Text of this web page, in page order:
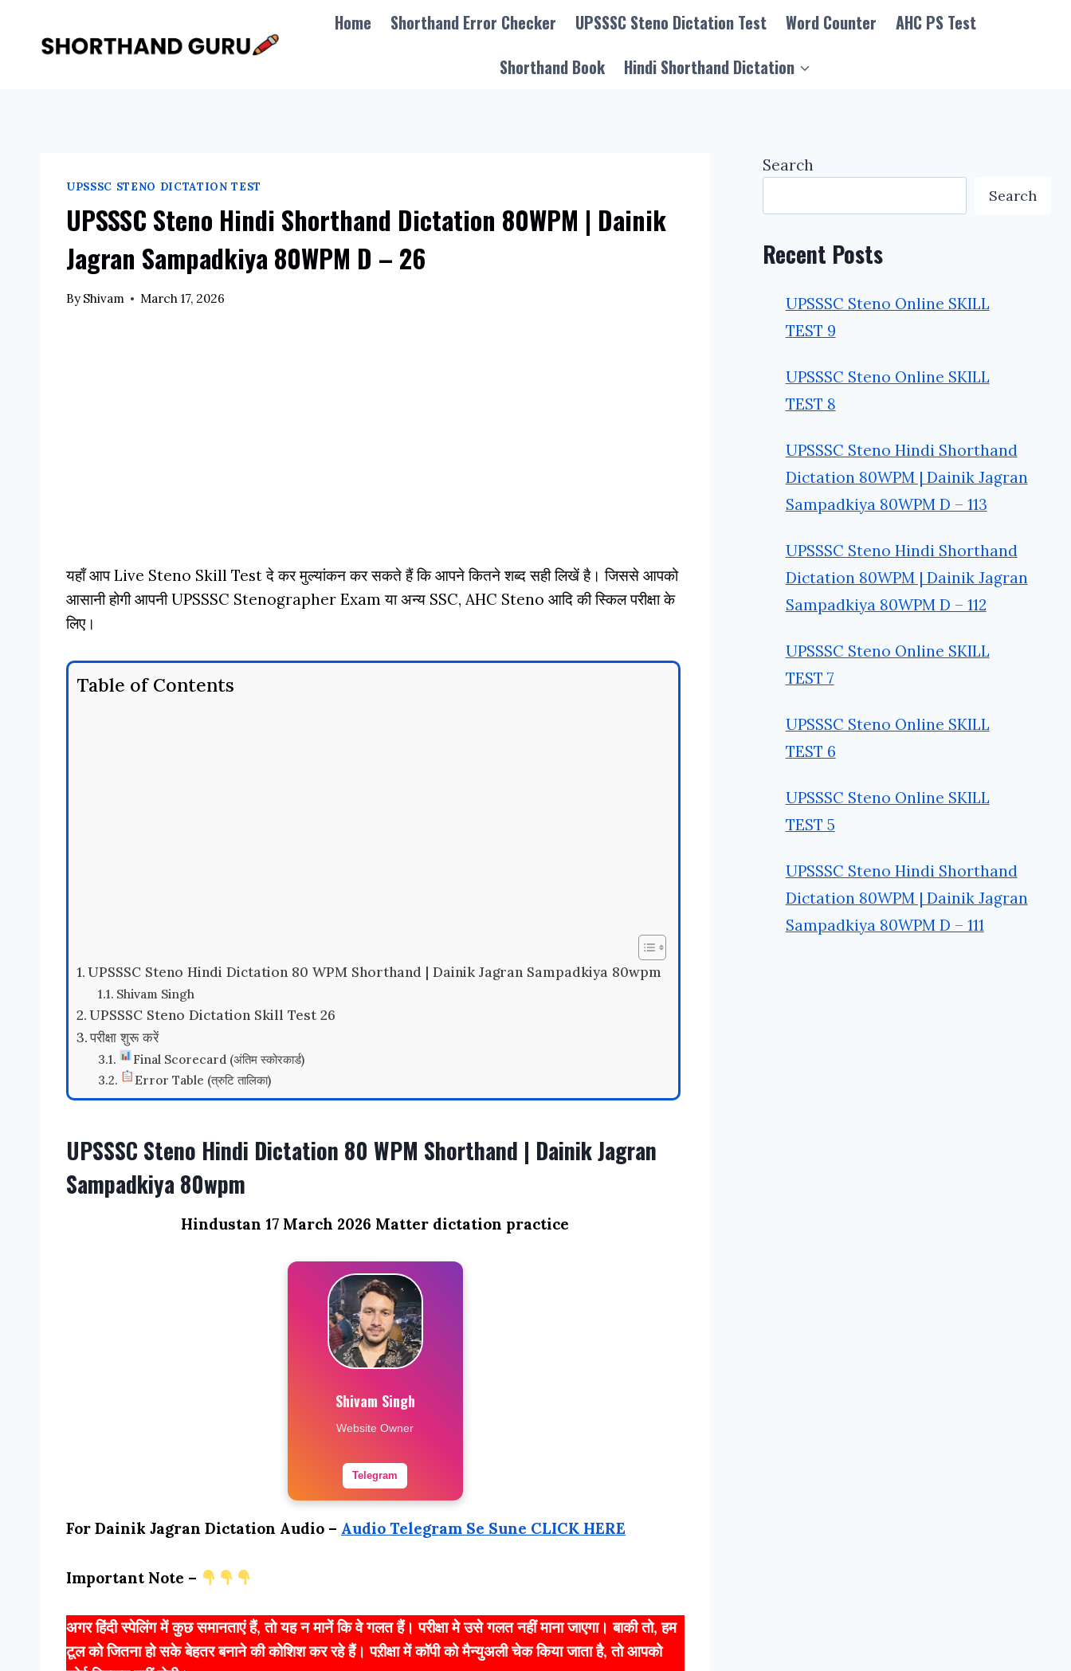
content
Home Shorthand Error Checker UPSSSC Steno Dictation Test Word Counter
AHC PS Test
Shorthand Book
Hindi Shorthand Dictation
UPSSSC STENO DICTATION TEST
UPSSSC Steno Hindi Shorthand Dictation 80WPM | Dainik
Jagran Sampadkiya 80WPM D – 26
By Shivam March 17, 2026
यहाँ आप Live Steno Skill Test दे कर मुल्यांकन कर सकते हैं कि आपने कितने शब्द सही लिखें है। जिससे आपको
आसानी होगी आपनी UPSSSC Stenographer Exam या अन्य SSC, AHC Steno आदि की स्किल परीक्षा के
लिए।
Table of Contents
UPSSSC Steno Hindi Dictation 80 WPM Shorthand | Dainik Jagran Sampadkiya 80wpm
Shivam Singh
UPSSSC Steno Dictation Skill Test 26
परीक्षा शुरू करें
Final Scorecard (अंतिम स्कोरकार्ड)
Error Table (त्रुटि तालिका)
UPSSSC Steno Hindi Dictation 80 WPM Shorthand | Dainik Jagran
Sampadkiya 80wpm
Hindustan 17 March 2026 Matter dictation practice
Shivam Singh
Website Owner
Telegram
For Dainik Jagran Dictation Audio – Audio Telegram Se Sune CLICK HERE
Important Note –
अगर हिंदी स्पेलिंग में कुछ समानताएं हैं, तो यह न मानें कि वे गलत हैं। परीक्षा मे उसे गलत नहीं माना जाएगा। बाकी तो, हम
टूल को जितना हो सके बेहतर बनाने की कोशिश कर रहे हैं। पऱीक्षा में कॉपी को मैन्युअली चेक किया जाता है, तो आपको
Search
Search
Recent Posts
UPSSSC Steno Online SKILL
TEST 9
UPSSSC Steno Online SKILL
TEST 8
UPSSSC Steno Hindi Shorthand
Dictation 80WPM | Dainik Jagran
Sampadkiya 80WPM D – 113
UPSSSC Steno Hindi Shorthand
Dictation 80WPM | Dainik Jagran
Sampadkiya 80WPM D – 112
UPSSSC Steno Online SKILL
TEST 7
UPSSSC Steno Online SKILL
TEST 6
UPSSSC Steno Online SKILL
TEST 5
UPSSSC Steno Hindi Shorthand
Dictation 80WPM | Dainik Jagran
Sampadkiya 80WPM D – 111